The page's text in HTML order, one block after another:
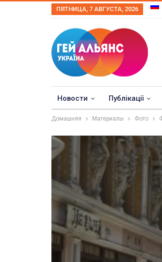
ПЯТНИЦА, 7 АВГУСТА, 2026
Новости Публікації
Домашняя Материалы Фото